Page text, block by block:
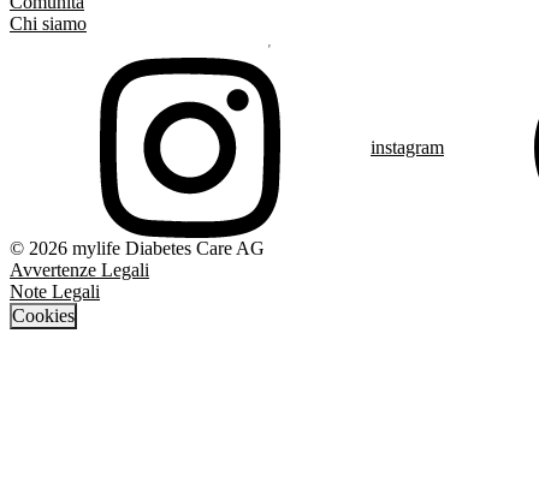
Chi siamo
instagram
© 2026 mylife Diabetes Care AG
Avvertenze Legali
Note Legali
Cookies